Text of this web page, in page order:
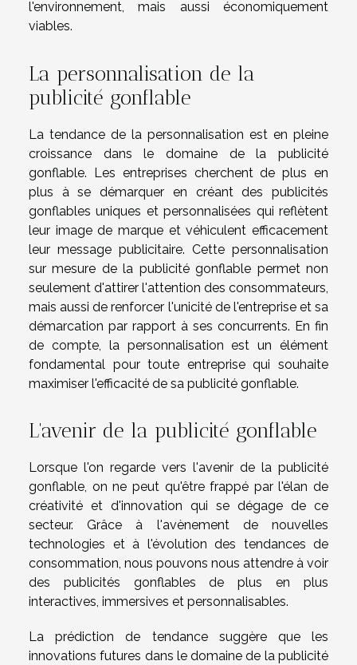
l'environnement, mais aussi économiquement
viables.
La personnalisation de la
publicité gonflable
La tendance de la personnalisation est en pleine
croissance dans le domaine de la publicité
gonflable. Les entreprises cherchent de plus en
plus à se démarquer en créant des publicités
gonflables uniques et personnalisées qui reflètent
leur image de marque et véhiculent efficacement
leur message publicitaire. Cette personnalisation
sur mesure de la publicité gonflable permet non
seulement d'attirer l'attention des consommateurs,
mais aussi de renforcer l'unicité de l'entreprise et sa
démarcation par rapport à ses concurrents. En fin
de compte, la personnalisation est un élément
fondamental pour toute entreprise qui souhaite
maximiser l'efficacité de sa publicité gonflable.
L'avenir de la publicité gonflable
Lorsque l'on regarde vers l'avenir de la publicité
gonflable, on ne peut qu'être frappé par l'élan de
créativité et d'innovation qui se dégage de ce
secteur. Grâce à l'avènement de nouvelles
technologies et à l'évolution des tendances de
consommation, nous pouvons nous attendre à voir
des publicités gonflables de plus en plus
interactives, immersives et personnalisables.
La prédiction de tendance suggère que les
innovations futures dans le domaine de la publicité